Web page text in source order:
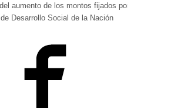
aumento de los montos fijados por
Desarrollo Social de la Nación